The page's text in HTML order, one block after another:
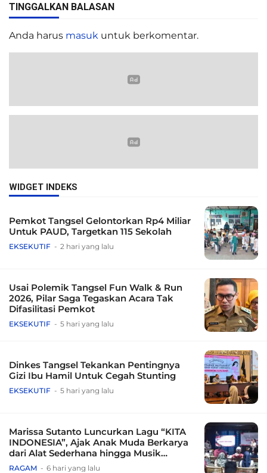
TINGGALKAN BALASAN
Anda harus masuk untuk berkomentar.
WIDGET INDEKS
Pemkot Tangsel Gelontorkan Rp4 Miliar
Untuk PAUD, Targetkan 115 Sekolah
EKSEKUTIF 2 hari yang lalu
Usai Polemik Tangsel Fun Walk & Run
2026, Pilar Saga Tegaskan Acara Tak
Difasilitasi Pemkot
EKSEKUTIF 5 hari yang lalu
Dinkes Tangsel Tekankan Pentingnya
Gizi Ibu Hamil Untuk Cegah Stunting
EKSEKUTIF 5 hari yang lalu
Marissa Sutanto Luncurkan Lagu “KITA
INDONESIA”, Ajak Anak Muda Berkarya
dari Alat Sederhana hingga Musik
Tradisional
RAGAM 6 hari yang lalu